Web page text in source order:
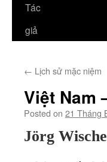
Tác
giả
← Lịch sử mặc niệm
Việt Nam
Posted on 21 Tháng
Jörg